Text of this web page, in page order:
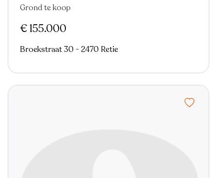
Grond te koop
€ 155.000
Broekstraat 30 - 2470 Retie